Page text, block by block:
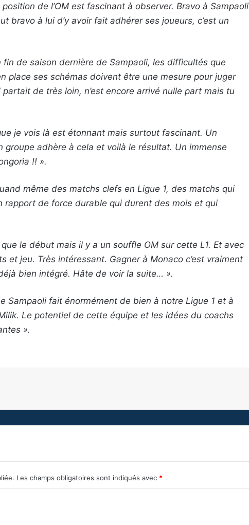
de l’OM est fascinant à observer. Bravo à Sampaoli
bravo à lui d’y avoir fait adhérer ses joueurs, c’est un
fin de saison dernière de Sampaoli, les difficultés que
place ses schémas doivent être une mesure pour juger
partait de très loin, n’est encore arrivé nulle part mais tu
je vois là est étonnant mais surtout fascinant. Un
groupe adhère à cela et voilà le résultat. Un immense
!! ».
même des matchs clefs en Ligue 1, des matchs qui
rapport de force durable qui durent des mois et qui
que le début mais il y a un souffle OM sur cette L1. Et avec
et jeu. Très intéressant. Gagner à Monaco c’est vraiment
bien intégré. Hâte de voir la suite… ».
Sampaoli fait énormément de bien à notre Ligue 1 et à
Le potentiel de cette équipe et les idées du coachs
».
Les champs obligatoires sont indiqués avec *